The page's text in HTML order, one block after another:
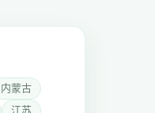
内蒙古
江苏